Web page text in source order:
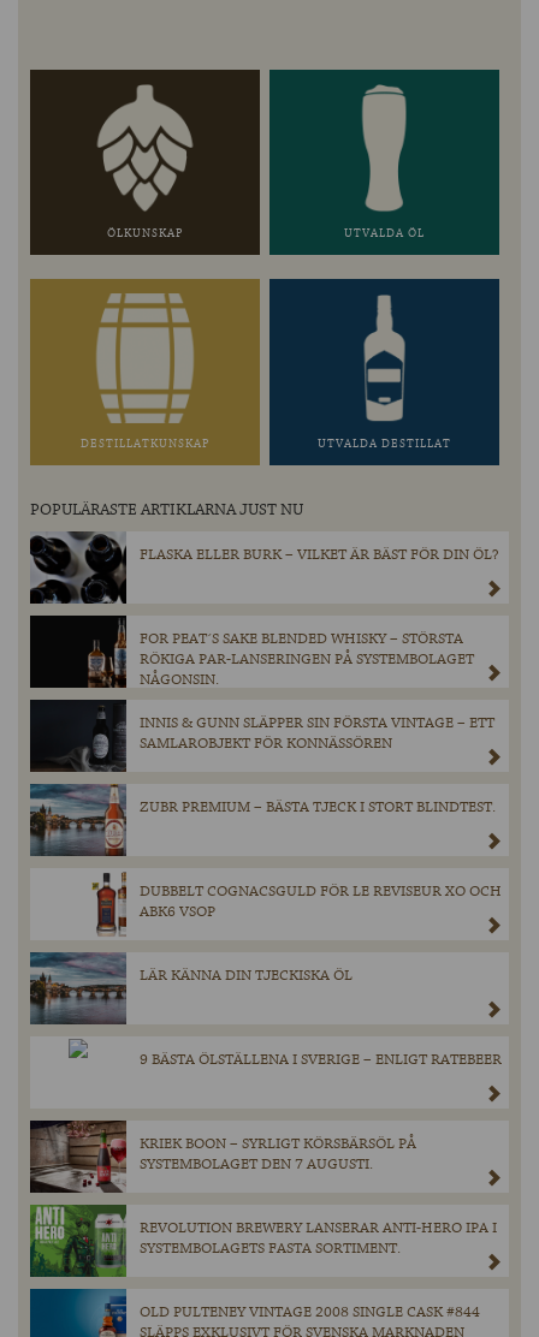
ÖLKUNSKAP UTVALDA ÖL
DESTILLATKUNSKAP UTVALDA DESTILLAT
POPULÄRASTE ARTIKLARNA JUST NU
FLASKA ELLER BURK – VILKET ÄR BÄST FÖR DIN ÖL?
FOR PEAT´S SAKE BLENDED WHISKY – STÖRSTA
RÖKIGA PAR-LANSERINGEN PÅ SYSTEMBOLAGET
NÅGONSIN.
INNIS & GUNN SLÄPPER SIN FÖRSTA VINTAGE – ETT
SAMLAROBJEKT FÖR KONNÄSSÖREN
ZUBR PREMIUM – BÄSTA TJECK I STORT BLINDTEST.
DUBBELT COGNACSGULD FÖR LE REVISEUR XO OCH
ABK6 VSOP
LÄR KÄNNA DIN TJECKISKA ÖL
9 BÄSTA ÖLSTÄLLENA I SVERIGE – ENLIGT RATEBEER
KRIEK BOON – SYRLIGT KÖRSBÄRSÖL PÅ
SYSTEMBOLAGET DEN 7 AUGUSTI.
REVOLUTION BREWERY LANSERAR ANTI-HERO IPA I
SYSTEMBOLAGETS FASTA SORTIMENT.
OLD PULTENEY VINTAGE 2008 SINGLE CASK #844
SLÄPPS EXKLUSIVT FÖR SVENSKA MARKNADEN